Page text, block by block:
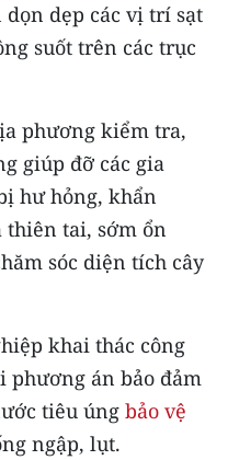
dẹp các vị trí sạt
suốt trên các trục
phương kiểm tra,
giúp đỡ các gia
hư hỏng, khẩn
thiên tai, sớm ổn
sóc diện tích cây
khai thác công
án bảo đảm
tiêu úng bảo vệ
ngập, lụt.